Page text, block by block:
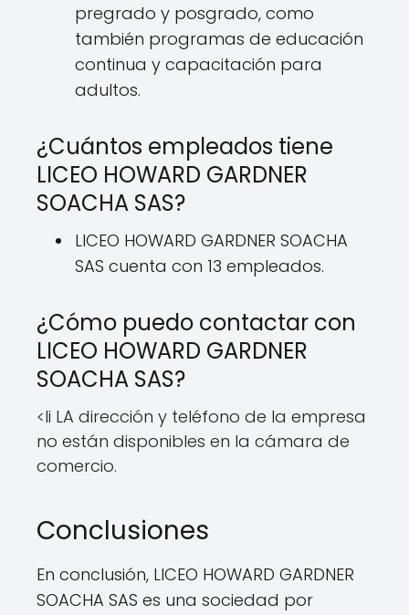
pregrado y posgrado, como
también programas de educación
continua y capacitación para
adultos.
¿Cuántos empleados tiene
LICEO HOWARD GARDNER
SOACHA SAS?
LICEO HOWARD GARDNER SOACHA
SAS cuenta con 13 empleados.
¿Cómo puedo contactar con
LICEO HOWARD GARDNER
SOACHA SAS?
<li LA dirección y teléfono de la empresa
no están disponibles en la cámara de
comercio.
Conclusiones
En conclusión, LICEO HOWARD GARDNER
SOACHA SAS es una sociedad por